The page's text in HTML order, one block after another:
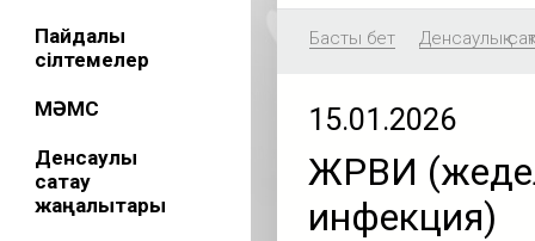
Пайдалы
сілтемелер
МӘМС
Денсаулық
сақтау
жаңалықтары
Басты бет Денсаулық
15.01.2026
ЖРВИ (жедел
инфекция)